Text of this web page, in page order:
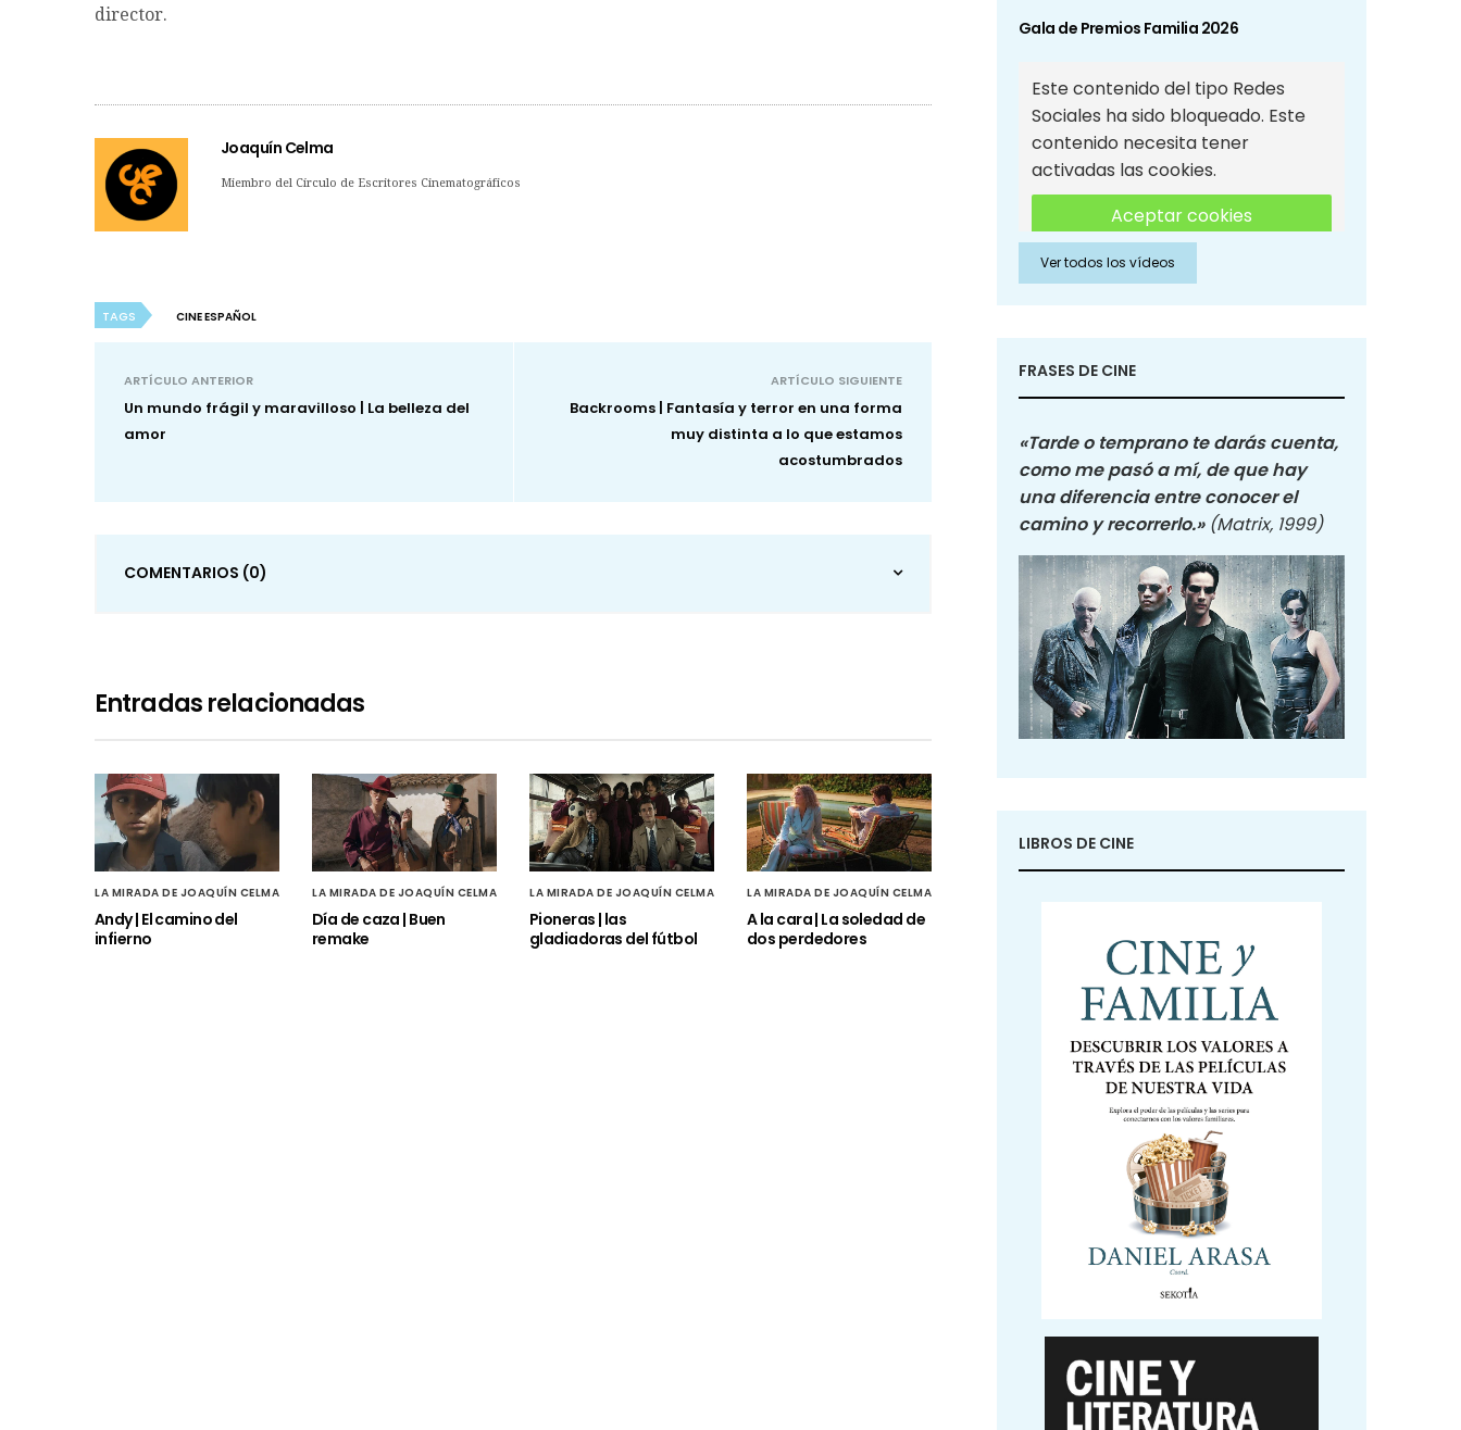
director.
Joaquín Celma
Miembro del Círculo de Escritores Cinematográficos
TAGS CINE ESPAÑOL
ARTÍCULO ANTERIOR
Un mundo frágil y maravilloso | La belleza del
amor
ARTÍCULO SIGUIENTE
Backrooms | Fantasía y terror en una forma
muy distinta a lo que estamos
acostumbrados
COMENTARIOS (0)
Entradas relacionadas
LA MIRADA DE JOAQUÍN CELMA
Andy | El camino del
infierno
LA MIRADA DE JOAQUÍN CELMA
Día de caza | Buen
remake
LA MIRADA DE JOAQUÍN CELMA
Pioneras | las
gladiadoras del fútbol
LA MIRADA DE JOAQUÍN CELMA
A la cara | La soledad de
dos perdedores
Gala de Premios Familia 2026
Este contenido del tipo Redes
Sociales ha sido bloqueado. Este
contenido necesita tener
activadas las cookies.
Aceptar cookies
Aceptar cookies de Redes
Sociales
Ver todos los vídeos
FRASES DE CINE
«Tarde o temprano te darás cuenta,
como me pasó a mí, de que hay
una diferencia entre conocer el
camino y recorrerlo.» (Matrix, 1999)
LIBROS DE CINE